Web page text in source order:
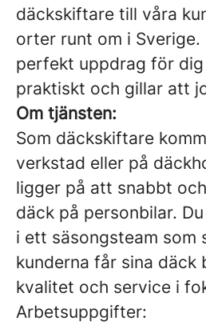
däckskiftare till våra
orter runt om i
perfekt uppdrag för
praktiskt och gillar att
Om tjänsten:
Som däckskiftare
verkstad eller på
ligger på att snabbt
däck på personbilar.
i ett säsongsteam som
kunderna får sina däck
kvalitet och service i
Arbetsuppgifter: